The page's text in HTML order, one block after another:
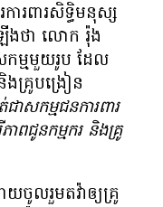
ារពារ​សិទ្ធិ​មនុស្ស
ង​ថា លោក រ៉ុង
កម្ម​មួយ​រូប ដែល​
និង​គ្រូ​បង្រៀន
ា​សកម្មជន​ការពារ​
ាព​ជូន​កម្មករ និង​គ្រូ​
យ​ចូល​រួម​តវ៉ា​ឲ្យ​គ្រូ​